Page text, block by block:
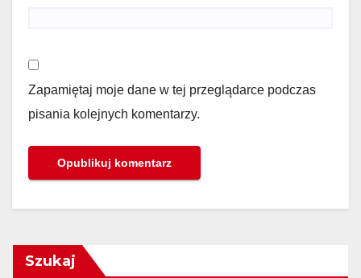
Zapamiętaj moje dane w tej przeglądarce podczas
pisania kolejnych komentarzy.
Szukaj